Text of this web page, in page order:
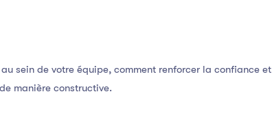
sein de votre équipe, comment renforcer la confiance et
manière constructive.